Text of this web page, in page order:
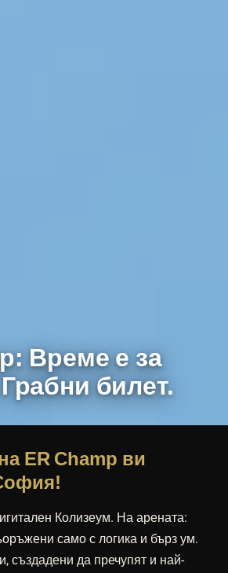
Време е за
билет.
ER Champ ви
Колизеум. На арената:
само с логика и бърз ум.
създадени да пречупят и най-